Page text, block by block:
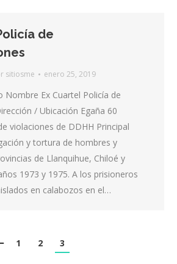
de
sitiosme enero 25, 2019
Nombre Ex Cuartel Policía de
/ Ubicación Egaña 60
violaciones de DDHH Principal
y tortura de hombres y
de Llanquihue, Chiloé y
1973 y 1975. A los prisioneros
en calabozos en el…
1 2 3